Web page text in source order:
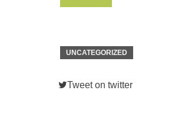
UNCATEGORIZED
Tweet on twitter